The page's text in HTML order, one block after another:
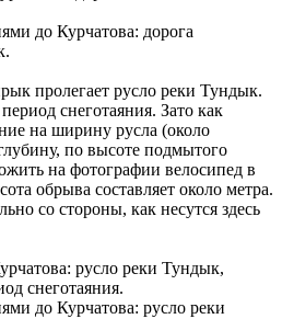
до Курчатова: дорога
пролегает русло реки Тундык.
снеготаяния. Зато как
на ширину русла (около
по высоте подмытого
на фотографии велосипед в
обрыва составляет около метра.
со стороны, как несутся здесь
до Курчатова: русло реки